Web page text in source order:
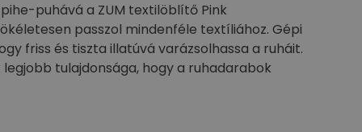
puhává a ZUM textilöblítő Pink
passzol mindenféle textíliához. Gépi
friss és tiszta illatúvá varázsolhassa a ruháit.
tulajdonsága, hogy a ruhadarabok
is kevésbé töltődnek fel, nem